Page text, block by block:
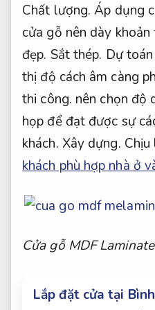
Chất lượng. Áp dụng
cửa gỗ nên dày
đẹp. Sắt thép. Dự
thị độ cách âm càng
thi công. nên chọn độ
họp để đạt được sự
khách. Xây dựng.
khách phù hợp nhà ở
Cửa gỗ MDF
Lắp đặt cửa tại